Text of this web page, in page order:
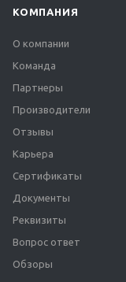
КОМПАНИЯ
О компании
Команда
Партнеры
Производители
Отзывы
Карьера
Сертификаты
Документы
Реквизиты
Вопрос ответ
Обзоры